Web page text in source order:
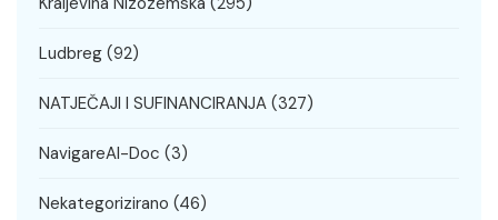
Ludbreg (92)
NATJEČAJI I SUFINANCIRANJA (327)
NavigareAI-Doc (3)
Nekategorizirano (46)